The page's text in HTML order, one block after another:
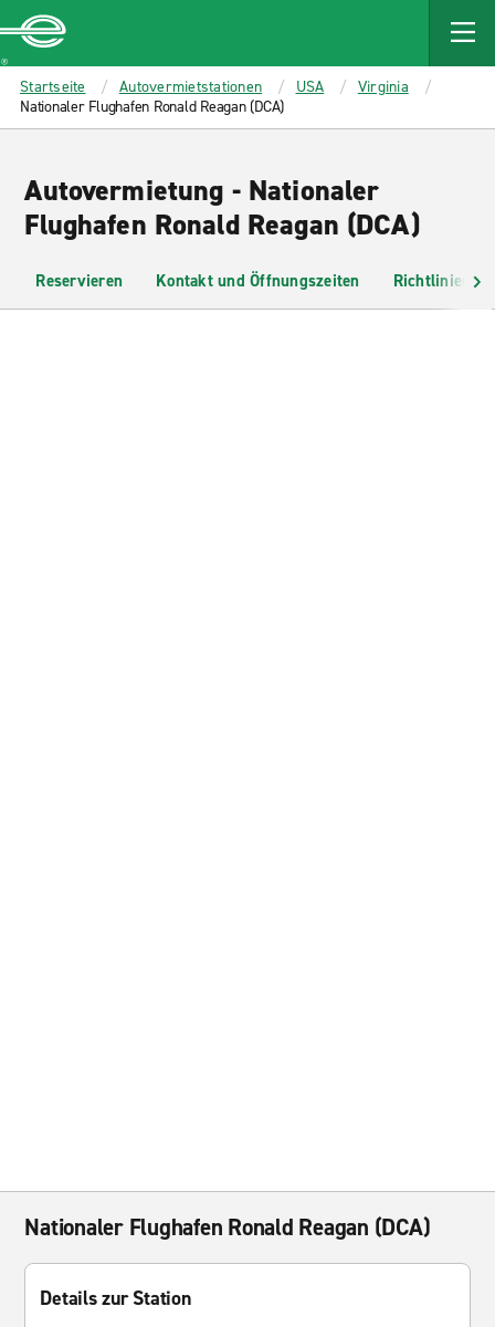
MAIN
CONTENT
Enterprise
Startseite Autovermietstationen USA
Virginia
Nationaler Flughafen Ronald Reagan (DCA)
Autovermietung - Nationaler
Flughafen Ronald Reagan (DCA)
Reservieren Kontakt und Öffnungszeiten Richtlinien
Nationaler Flughafen Ronald Reagan (DCA)
Details zur Station